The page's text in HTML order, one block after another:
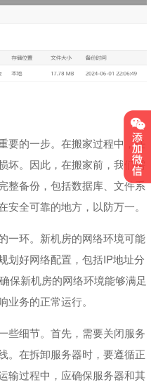
要的一步。在搬家过程中，任
坏。因此，在搬家前，我们需
整备份，包括数据库、文件系
全可靠的地方，以防万一。
一环。新机房的网络环境可能
划好网络配置，包括IP地址分
保新机房的网络环境能够满足
务的正常运行。
些细节。首先，需要关闭服务
。在拆卸服务器时，要遵循正
输过程中，应确保服务器和其